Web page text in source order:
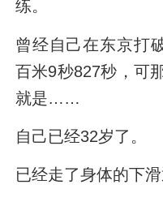
练。
曾经自己在东京打
百米9秒827秒，可
就是……
自己已经32岁了。
已经走了身体的下滑